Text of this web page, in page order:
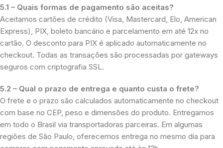
5.1 – Quais formas de pagamento são aceitas?
Aceitamos cartões de crédito (Visa, Mastercard, Elo, American
Express), PIX, boleto bancário e parcelamento em até 12x no
cartão. O desconto para PIX é aplicado automaticamente no
checkout. Todas as transações são processadas por gateways
seguros com criptografia SSL.
5.2 – Qual o prazo de entrega e quanto custa o frete?
O frete e o prazo são calculados automaticamente no checkout
com base no CEP, peso e dimensões do produto. Entregamos
em todo o Brasil via transportadoras parceiras. Em algumas
regiões de São Paulo, oferecemos entrega no mesmo dia para